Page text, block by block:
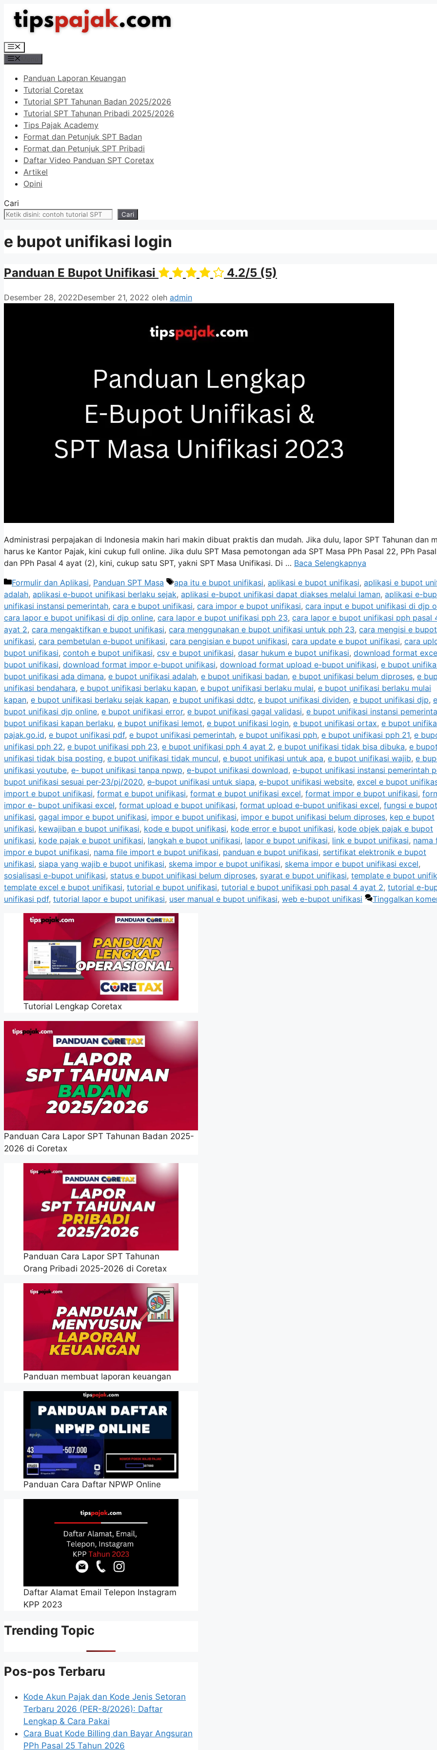
Langsung
Menu
Panduan Laporan Keuangan
Tutorial Coretax
Tutorial SPT Tahunan Badan 2025/2026
Tutorial SPT Tahunan Pribadi 2025/2026
Tips Pajak Academy
Format dan Petunjuk SPT Badan
Format dan Petunjuk SPT Pribadi
Daftar Video Panduan SPT Coretax
Artikel
Opini
Cari
Cari
e bupot unifikasi login
Panduan E Bupot Unifikasi 4.2/5 (5)
Desember 28, 2022Desember 21, 2022 oleh admin
Administrasi perpajakan di Indonesia makin hari makin dibuat praktis dan mudah. Jika dulu, lapor SPT Tahunan dan
harus ke Kantor Pajak, kini cukup full online. Jika dulu SPT Masa pemotongan ada SPT Masa PPh Pasal 22, PPh
dan PPh Pasal 4 ayat (2), kini, cukup satu SPT, yakni SPT Masa Unifikasi. Di … Baca Selengkapnya
Kategori
Formulir dan Aplikasi, Panduan SPT Masa Tag
apa itu e bupot unifikasi, aplikasi e bupot unifikasi, aplikasi e bupot
adalah, aplikasi e-bupot unifikasi berlaku sejak, aplikasi e-bupot unifikasi dapat diakses melalui laman, aplikasi e-
unifikasi instansi pemerintah, cara e bupot unifikasi, cara impor e bupot unifikasi, cara input e bupot unifikasi di djp
cara lapor e bupot unifikasi di djp online, cara lapor e bupot unifikasi pph 23, cara lapor e bupot unifikasi pph pasal
ayat 2, cara mengaktifkan e bupot unifikasi, cara menggunakan e bupot unifikasi untuk pph 23, cara mengisi e bupot
unifikasi, cara pembetulan e-bupot unifikasi, cara pengisian e bupot unifikasi, cara update e bupot unifikasi, cara
bupot unifikasi, contoh e bupot unifikasi, csv e bupot unifikasi, dasar hukum e bupot unifikasi, download format
bupot unifikasi, download format impor e-bupot unifikasi, download format upload e-bupot unifikasi, e bupot
bupot unifikasi ada dimana, e bupot unifikasi adalah, e bupot unifikasi badan, e bupot unifikasi belum diproses, e
unifikasi bendahara, e bupot unifikasi berlaku kapan, e bupot unifikasi berlaku mulai, e bupot unifikasi berlaku mulai
kapan, e bupot unifikasi berlaku sejak kapan, e bupot unifikasi ddtc, e bupot unifikasi dividen, e bupot unifikasi djp, e
bupot unifikasi djp online, e bupot unifikasi error, e bupot unifikasi gagal validasi, e bupot unifikasi instansi
bupot unifikasi kapan berlaku, e bupot unifikasi lemot, e bupot unifikasi login, e bupot unifikasi ortax, e bupot
pajak.go.id, e bupot unifikasi pdf, e bupot unifikasi pemerintah, e bupot unifikasi pph, e bupot unifikasi pph 21, e
unifikasi pph 22, e bupot unifikasi pph 23, e bupot unifikasi pph 4 ayat 2, e bupot unifikasi tidak bisa dibuka, e bupot
unifikasi tidak bisa posting, e bupot unifikasi tidak muncul, e bupot unifikasi untuk apa, e bupot unifikasi wajib, e
unifikasi youtube, e- bupot unifikasi tanpa npwp, e-bupot unifikasi download, e-bupot unifikasi instansi pemerintah
bupot unifikasi sesuai per-23/pj/2020, e-bupot unifikasi untuk siapa, e-bupot unifikasi website, excel e bupot
import e bupot unifikasi, format e bupot unifikasi, format e bupot unifikasi excel, format impor e bupot unifikasi,
impor e- bupot unifikasi excel, format upload e bupot unifikasi, format upload e-bupot unifikasi excel, fungsi e bupot
unifikasi, gagal impor e bupot unifikasi, impor e bupot unifikasi, impor e bupot unifikasi belum diproses, kep e bupot
unifikasi, kewajiban e bupot unifikasi, kode e bupot unifikasi, kode error e bupot unifikasi, kode objek pajak e bupot
unifikasi, kode pajak e bupot unifikasi, langkah e bupot unifikasi, lapor e bupot unifikasi, link e bupot unifikasi, nama
impor e bupot unifikasi, nama file import e bupot unifikasi, panduan e bupot unifikasi, sertifikat elektronik e bupot
unifikasi, siapa yang wajib e bupot unifikasi, skema impor e bupot unifikasi, skema impor e bupot unifikasi excel,
sosialisasi e-bupot unifikasi, status e bupot unifikasi belum diproses, syarat e bupot unifikasi, template e bupot
template excel e bupot unifikasi, tutorial e bupot unifikasi, tutorial e bupot unifikasi pph pasal 4 ayat 2, tutorial e-
unifikasi pdf, tutorial lapor e bupot unifikasi, user manual e bupot unifikasi, web e-bupot unifikasi Tinggalkan
Tutorial Lengkap Coretax
Panduan Cara Lapor SPT Tahunan Badan 2025-
2026 di Coretax
Panduan Cara Lapor SPT Tahunan
Orang Pribadi 2025-2026 di Coretax
Panduan membuat laporan keuangan
Panduan Cara Daftar NPWP Online
Daftar Alamat Email Telepon Instagram
KPP 2023
Trending Topic
Pos-pos Terbaru
Kode Akun Pajak dan Kode Jenis Setoran
Terbaru 2026 (PER-8/2026): Daftar
Lengkap & Cara Pakai
Cara Buat Kode Billing dan Bayar Angsuran
PPh Pasal 25 Tahun 2026